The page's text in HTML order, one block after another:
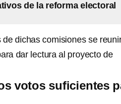
de la reforma electoral
dichas comisiones se
dar lectura al proyecto de
votos suficientes